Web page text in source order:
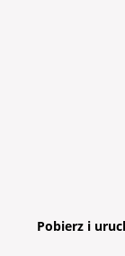
Pobierz i